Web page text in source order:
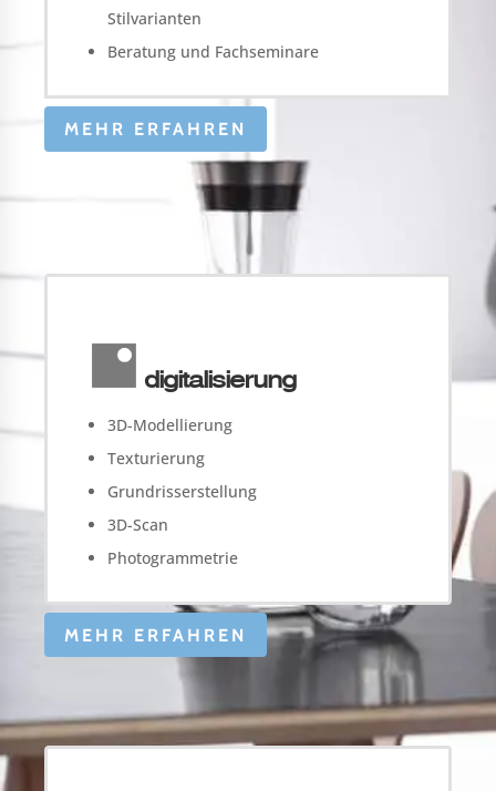
Stilvarianten
Beratung und Fachseminare
MEHR ERFAHREN
digitalisierung
3D-Modellierung
Texturierung
Grundrisserstellung
3D-Scan
Photogrammetrie
MEHR ERFAHREN